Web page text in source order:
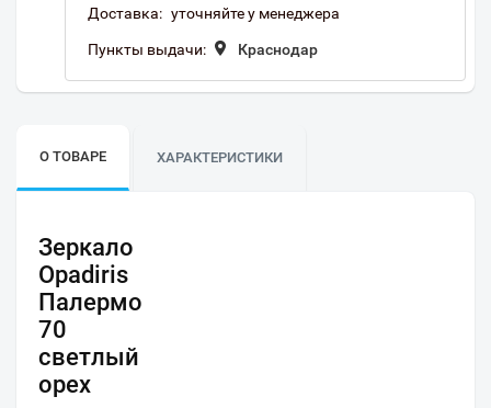
Доставка: уточняйте у менеджера
Пункты выдачи: Краснодар
О ТОВАРЕ ХАРАКТЕРИСТИКИ
Зеркало
Opadiris
Палермо
70
светлый
орех